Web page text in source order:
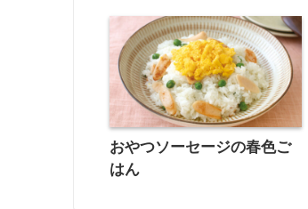
おやつソーセージの春色ご
はん